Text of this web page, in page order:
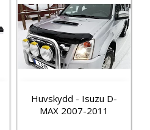
Huvskydd - Isuzu D-
MAX 2007-2011